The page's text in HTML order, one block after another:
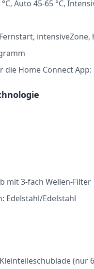
Auto 45-65 °C,
intensiveZone,
die Home Connect
mit 3-fach Wellen-Filter
Edelstahl/Edelstahl
(nur